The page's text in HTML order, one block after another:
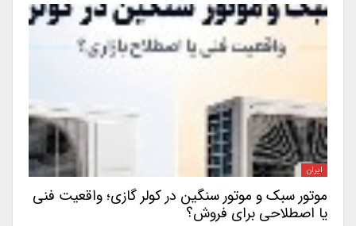
ایران
موتور سبک و موتور سنگین در کولر گازی؛ واقعیت فنی
یا اصطلاحی برای فروش؟